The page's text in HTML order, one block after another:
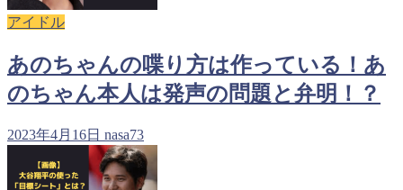
アイドル
あのちゃんの喋り方は作っている！あ
のちゃん本人は発声の問題と弁明！？
2023年4月16日 nasa73